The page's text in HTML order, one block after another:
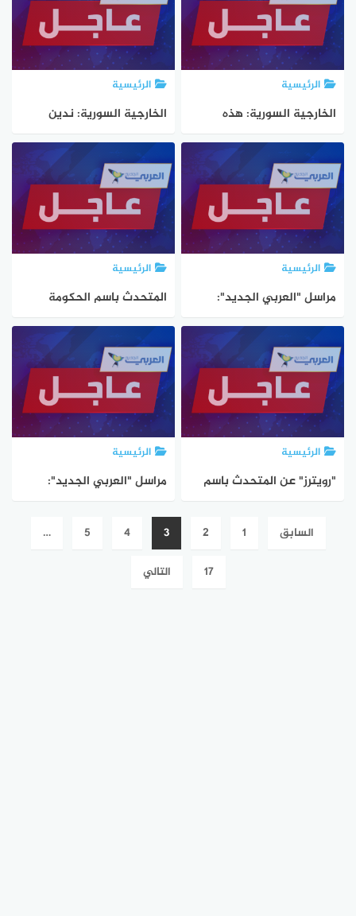
والمتواجدين في كل أحيائها
رئيسي بأسطول الصمود في
ميناء بتونس
الرئيسية
الخارجية السورية: هذه
الاعتداءات خرق صارخ لسارة
سورية وتهديد مباشر لأمنها
واستقرارها الإقليمي
الرئيسية
الخارجية السورية: ندين
بشدة العدوان الجوي
للاحتلال الإسرائيلي على
عدة مواقع في محافظتي
حمص واللاذقية
الرئيسية
مراسل "العربي الجديد":
تحليق مكثف لطائرات
الاستطلاع الإسرائيلية في
أجواء حمص والساحل السوري
الرئيسية
المتحدث باسم الحكومة
البريطانية: بريطانيا ورئيس
السلطة الفلسطينية متفقان
على أنه لن يكون هناك دور
لحماس في حكم فلسطين
مستقبلا
الرئيسية
"رويترز" عن المتحدث باسم
استقبل رئيس السلطة
الفلسطينية محمود عباس
الرئيسية
مراسل "العربي الجديد":
كتيبة الدفاع الجوي في
منطقة شنشار جنوب حمص
السابق 1
2
3
4
5
…
17 التالي